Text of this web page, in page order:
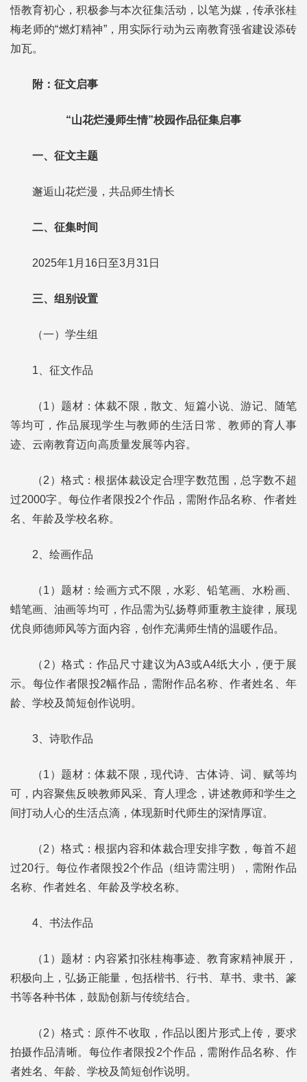
悟教育初心，积极参与本次征集活动，以笔为媒，传承张桂
梅老师的“燃灯精神”，用实际行动为云南教育强省建设添砖
加瓦。
附：征文启事
“山花烂漫师生情”校园作品征集启事
一、征文主题
邂逅山花烂漫，共品师生情长
二、征集时间
2025年1月16日至3月31日
三、组别设置
（一）学生组
1、征文作品
（1）题材：体裁不限，散文、短篇小说、游记、随笔
等均可，作品展现学生与教师的生活日常、教师的育人事
迹、云南教育迈向高质量发展等内容。
（2）格式：根据体裁设定合理字数范围，总字数不超
过2000字。每位作者限投2个作品，需附作品名称、作者姓
名、年龄及学校名称。
2、绘画作品
（1）题材：绘画方式不限，水彩、铅笔画、水粉画、
蜡笔画、油画等均可，作品需为弘扬尊师重教主旋律，展现
优良师德师风等方面内容，创作充满师生情的温暖作品。
（2）格式：作品尺寸建议为A3或A4纸大小，便于展
示。每位作者限投2幅作品，需附作品名称、作者姓名、年
龄、学校及简短创作说明。
3、诗歌作品
（1）题材：体裁不限，现代诗、古体诗、词、赋等均
可，内容聚焦反映教师风采、育人理念，讲述教师和学生之
间打动人心的生活点滴，体现新时代师生的深情厚谊。
（2）格式：根据内容和体裁合理安排字数，每首不超
过20行。每位作者限投2个作品（组诗需注明），需附作品
名称、作者姓名、年龄及学校名称。
4、书法作品
（1）题材：内容紧扣张桂梅事迹、教育家精神展开，
积极向上，弘扬正能量，包括楷书、行书、草书、隶书、篆
书等各种书体，鼓励创新与传统结合。
（2）格式：原件不收取，作品以图片形式上传，要求
拍摄作品清晰。每位作者限投2个作品，需附作品名称、作
者姓名、年龄、学校及简短创作说明。